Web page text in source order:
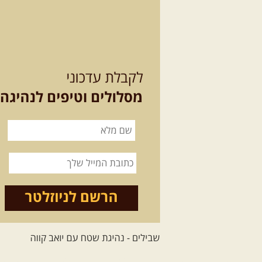
לקבלת עדכוני
מסלולים וטיפים לנהיגה
הרשם לניוזלטר